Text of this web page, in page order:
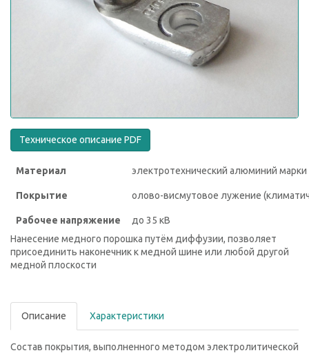
Техническое описание PDF
Материал электротехнический алюминий
Покрытие олово-висмутовое лужение
Рабочее напряжение
до 35 кВ
Нанесение медного порошка путём диффузии, позволяет
присоединить наконечник к медной шине или любой другой
медной плоскости
Описание Характеристики
Состав покрытия, выполненного методом электролитической